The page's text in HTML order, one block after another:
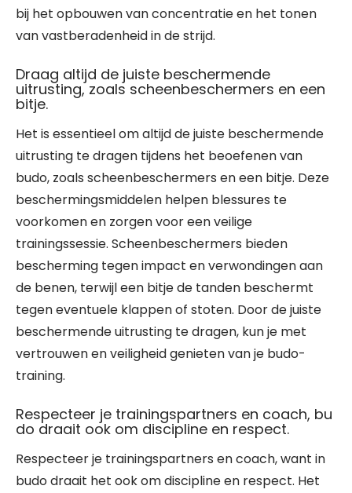
bij het opbouwen van concentratie en het tonen
van vastberadenheid in de strijd.
Draag altijd de juiste beschermende
uitrusting, zoals scheenbeschermers en een
bitje.
Het is essentieel om altijd de juiste beschermende
uitrusting te dragen tijdens het beoefenen van
budo, zoals scheenbeschermers en een bitje. Deze
beschermingsmiddelen helpen blessures te
voorkomen en zorgen voor een veilige
trainingssessie. Scheenbeschermers bieden
bescherming tegen impact en verwondingen aan
de benen, terwijl een bitje de tanden beschermt
tegen eventuele klappen of stoten. Door de juiste
beschermende uitrusting te dragen, kun je met
vertrouwen en veiligheid genieten van je budo-
training.
Respecteer je trainingspartners en coach, bu
do draait ook om discipline en respect.
Respecteer je trainingspartners en coach, want in
budo draait het ook om discipline en respect. Het